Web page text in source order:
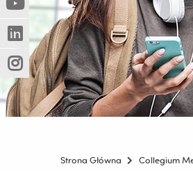
innej
strony)
(Nowe
okno)
(Link
do
innej
strony)
(Nowe
okno)
(Link
do
innej
strony)
(Nowe
okno)
(Link
do
innej
strony)
Strona Główna Collegium